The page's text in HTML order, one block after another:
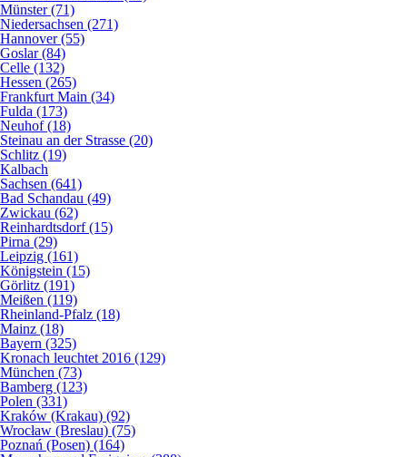
Münster (71)
Niedersachsen (271)
Hannover (55)
Goslar (84)
Celle (132)
Hessen (265)
Frankfurt Main (34)
Fulda (173)
Neuhof (18)
Steinau an der Strasse (20)
Schlitz (19)
Kalbach
Sachsen (641)
Bad Schandau (49)
Zwickau (62)
Reinhardtsdorf (15)
Pirna (29)
Leipzig (161)
Königstein (15)
Görlitz (191)
Meißen (119)
Rheinland-Pfalz (18)
Mainz (18)
Bayern (325)
Kronach leuchtet 2016 (129)
München (73)
Bamberg (123)
Polen (331)
Kraków (Krakau) (92)
Wrocław (Breslau) (75)
Poznań (Posen) (164)